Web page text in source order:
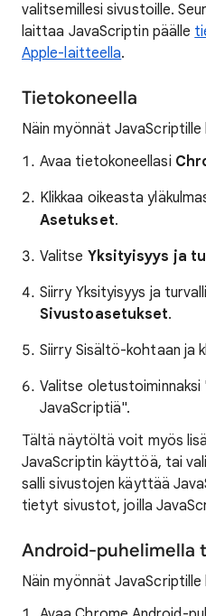
valitsemillesi sivustoille.
laittaa JavaScriptin päälle
Apple-laitteella.
Tietokoneella
Näin myönnät JavaScriptille
Avaa tietokoneellasi
Klikkaa oikeasta
Asetukset.
Valitse Yksityisyys ja
Siirry Yksityisyys ja
Sivustoasetukset.
Siirry Sisältö-kohtaan ja
Valitse
JavaScriptiä".
Tältä näytöltä voit myös
JavaScriptin käyttöä, tai
salli sivustojen käyttää
tietyt sivustot, joilla
Android-puhelimella
Näin myönnät JavaScriptille